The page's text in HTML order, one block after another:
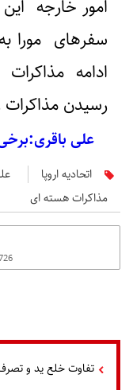
امور خارجه
سفرهای مورا به
ادامه
رسیدن مذاکرات
علی
اتحادیه اروپا
مذاكرات هسته ای
تفاوت خلع ید و